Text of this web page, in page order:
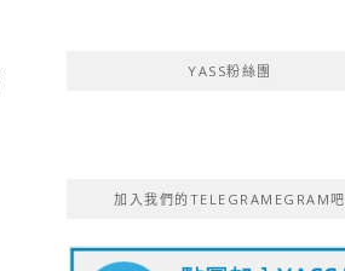
YASS粉絲團
加入我們的TELEGRAMEGRAM吧